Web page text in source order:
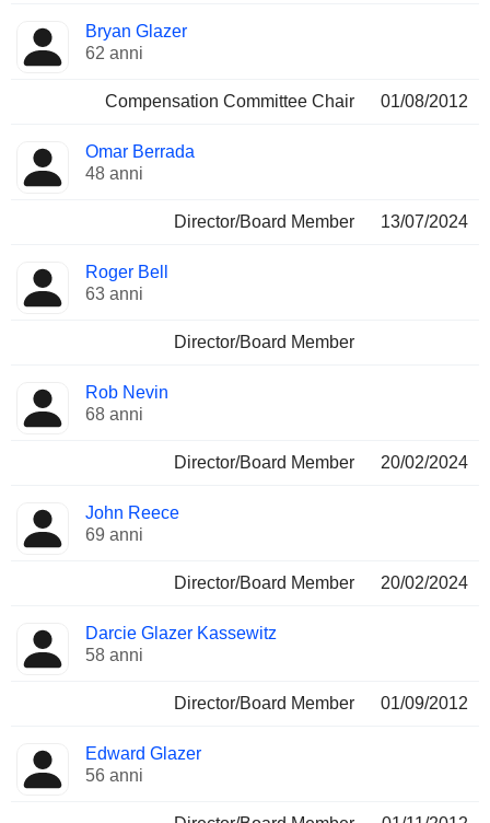
Bryan Glazer
62 anni
Compensation Committee Chair 01/08/2012
Omar Berrada
48 anni
Director/Board Member 13/07/2024
Roger Bell
63 anni
Director/Board Member
Rob Nevin
68 anni
Director/Board Member 20/02/2024
John Reece
69 anni
Director/Board Member 20/02/2024
Darcie Glazer Kassewitz
58 anni
Director/Board Member 01/09/2012
Edward Glazer
56 anni